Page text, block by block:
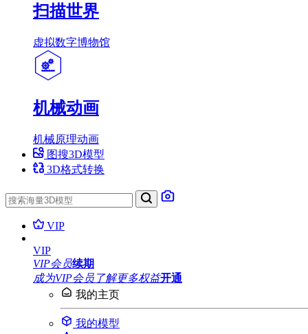
扫描世界
虚拟数字博物馆
机械动画
机械原理动画
图搜3D模型
3D格式转换
VIP
VIP
VIP会员续期
成为VIP会员 了解更多权益开通
我的主页
我的模型